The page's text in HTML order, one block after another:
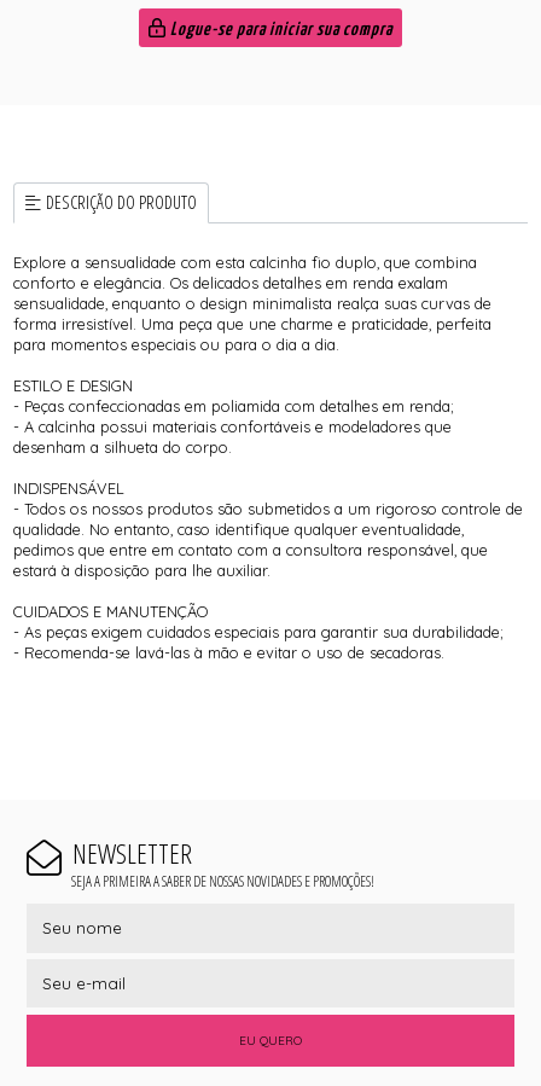
Logue-se para iniciar sua compra
DESCRIÇÃO DO PRODUTO
Explore a sensualidade com esta calcinha fio duplo, que combina
conforto e elegância. Os delicados detalhes em renda exalam
sensualidade, enquanto o design minimalista realça suas curvas de
forma irresistível. Uma peça que une charme e praticidade, perfeita
para momentos especiais ou para o dia a dia.
ESTILO E DESIGN
- Peças confeccionadas em poliamida com detalhes em renda;
- A calcinha possui materiais confortáveis e modeladores que
desenham a silhueta do corpo.
INDISPENSÁVEL
- Todos os nossos produtos são submetidos a um rigoroso controle de
qualidade. No entanto, caso identifique qualquer eventualidade,
pedimos que entre em contato com a consultora responsável, que
estará à disposição para lhe auxiliar.
CUIDADOS E MANUTENÇÃO
- As peças exigem cuidados especiais para garantir sua durabilidade;
- Recomenda-se lavá-las à mão e evitar o uso de secadoras.
NEWSLETTER
SEJA A PRIMEIRA A SABER DE NOSSAS NOVIDADES E PROMOÇÕES!
EU QUERO